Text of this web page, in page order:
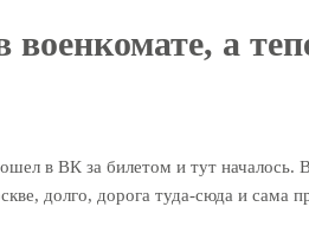
а
в ВК за билетом и тут началось.
долго, дорога туда-сюда и сама